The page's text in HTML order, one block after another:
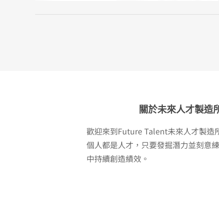
關於未來人才製造
歡迎來到Future Talent未來人才製造
個人都是人才，只要發掘潛力並刻意
中持續創造績效。